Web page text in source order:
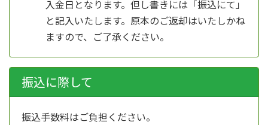
入金日となります。但し書きには「振込にて」
と記入いたします。原本のご返却はいたしかね
ますので、ご了承ください。
振込に際して
振込手数料はご負担ください。